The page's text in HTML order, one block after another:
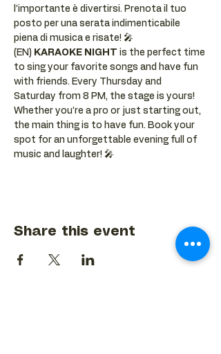
l’importante è divertirsi. Prenota il tuo
posto per una serata indimenticabile
piena di musica e risate! 🎤
(EN) KARAOKE NIGHT is the perfect time
to sing your favorite songs and have fun
with friends. Every Thursday and
Saturday from 8 PM, the stage is yours!
Whether you’re a pro or just starting out,
the main thing is to have fun. Book your
spot for an unforgettable evening full of
music and laughter! 🎤
Share this event